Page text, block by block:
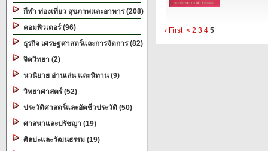
กีฬา ท่องเที่ยว สุขภาพและอาหาร (208)
คอมพิวเตอร์ (96)
ธุรกิจ เศรษฐศาสตร์และการจัดการ (82)
จิตวิทยา (2)
นวนิยาย อ่านเล่น และนิทาน (9)
วิทยาศาสตร์ (52)
ประวัติศาสตร์และอัตชีวประวัติ (50)
ศาสนาและปรัชญา (19)
ศิลปะและวัฒนธรรม (19)
‹ First < 2 3 4 5